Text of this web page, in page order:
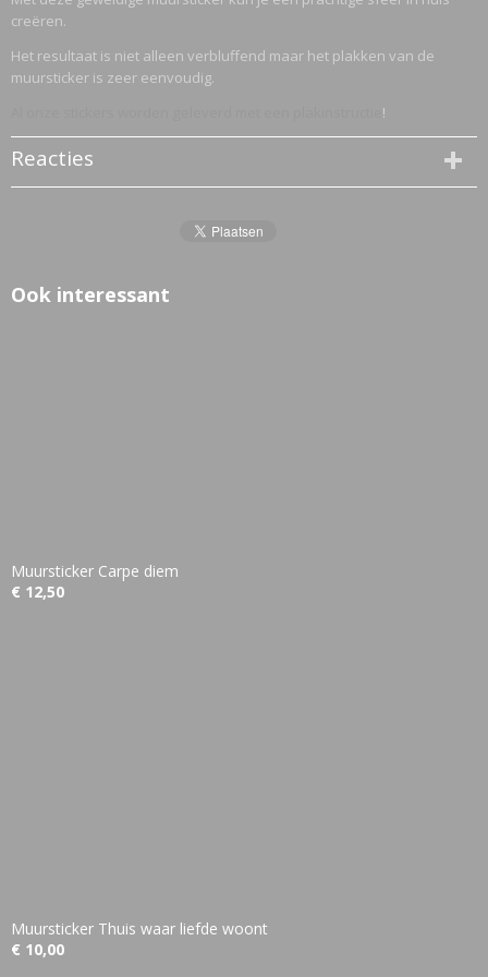
creëren.
Het resultaat is niet alleen verbluffend maar het plakken van de
muursticker is zeer eenvoudig.
!
Reacties
Ook interessant
Muursticker Carpe diem
€ 12,50
Muursticker Thuis waar liefde woont
€ 10,00